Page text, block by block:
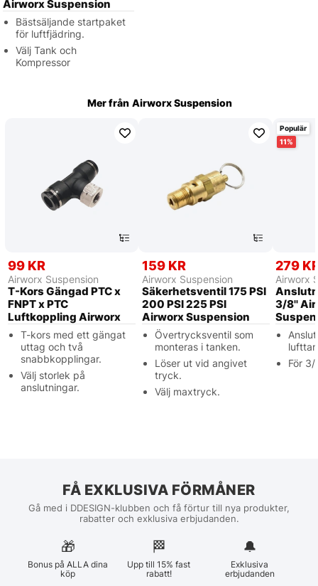
Airworx Suspension
Bästsäljande startpaket
för luftfjädring.
Välj Tank och
Kompressor
Mer från Airworx Suspension
99 KR
Airworx Suspension
T-Kors Gängad PTC x
FNPT x PTC
Luftkoppling Airworx
T-kors med ett gängat
uttag och två
snabbkopplingar.
Välj storlek på
anslutningar.
159 KR
Airworx Suspension
Säkerhetsventil 175 PSI
200 PSI 225 PSI
Airworx Suspension
Övertrycksventil som
monteras i tanken.
Löser ut vid angivet
tryck.
Välj maxtryck.
Populär
11
279
Airworx
3/8''
För
FÅ EXKLUSIVA FÖRMÅNER
Gå med i DDESIGN-klubben och få förtur till nya produkter,
rabatter och exklusiva erbjudanden.
🎁
Bonus på ALLA dina
köp
🏁︎
Upp till 15% fast
rabatt!
🔔
Exklusiva
erbjudanden